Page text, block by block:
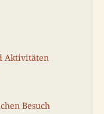
Aktivitäten
Besuch